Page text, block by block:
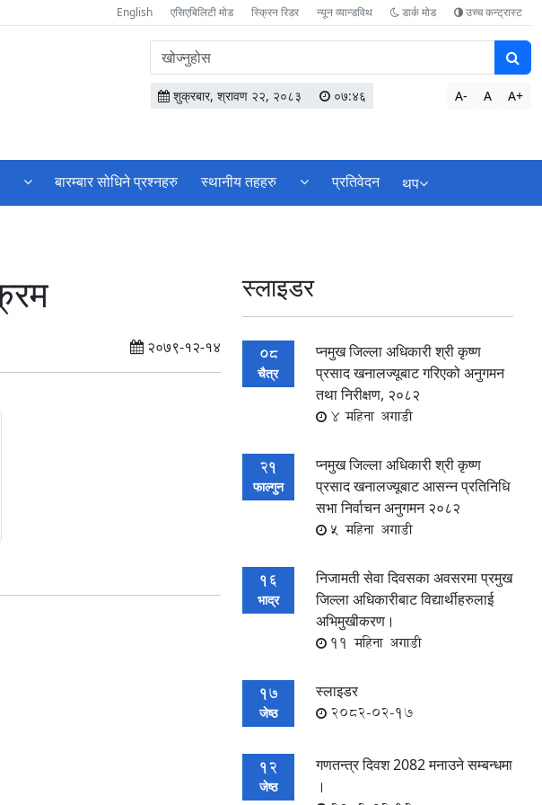
English एसिएबिलिटी मोड स्क्रिन रिडर न्यून व्यान्डविथ डार्क मोड उच्च कन्ट्रास्ट
वेबसाइटमा
सामग्री
खोज्नुहोस
शुक्रबार, श्रावण २२, २०८३ ०७:४६ A- A A+
बारम्बार सोधिने प्रश्नहरु स्थानीय तहहरु प्रतिवेदन थप
२०७९-१२-१४
स्लाइडर
08
चैत्र
प्नमुख जिल्ला अधिकारी श्री कृष्ण
प्रसाद खनालज्यूबाट गरिएको अनुगमन
तथा निरीक्षण, २०८२
4 महिना अगाडी
21
फाल्गुन
प्नमुख जिल्ला अधिकारी श्री कृष्ण
प्रसाद खनालज्यूबाट आसन्न प्रतिनिधि
सभा निर्वाचन अनुगमन २०८२
5 महिना अगाडी
16
भाद्र
निजामती सेवा दिवसका अवसरमा प्रमुख
जिल्ला अधिकारीबाट विद्यार्थीहरुलाई
अभिमुखीकरण।
11 महिना अगाडी
17
जेष्ठ
स्लाइडर
2082-02-17
12
जेष्ठ
गणतन्त्र दिवश 2082 मनाउने सम्बन्धमा
।